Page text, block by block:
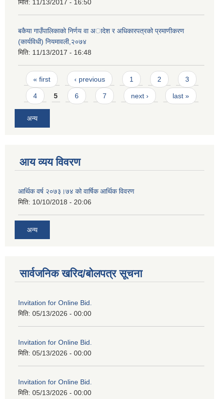
मिति: 11/13/2017 - 16:50
बकैया गाउँपालिकाकाे निर्णय वा अादेश र अधिकारपत्रको प्रमाणीकरण
(कार्यविधी) नियमावली,२०७४
मिति: 11/13/2017 - 16:48
Pages
« first ‹ previous 1 2 3
4 5 6 7 next › last »
अन्य
आय व्यय विवरण
आर्थिक वर्ष २०७३।७४ को वार्षिक आर्थिक विवरण
मिति: 10/10/2018 - 20:06
अन्य
सार्वजनिक खरिद/बोलपत्र सूचना
Invitation for Online Bid.
मिति: 05/13/2026 - 00:00
Invitation for Online Bid.
मिति: 05/13/2026 - 00:00
Invitation for Online Bid.
मिति: 05/13/2026 - 00:00